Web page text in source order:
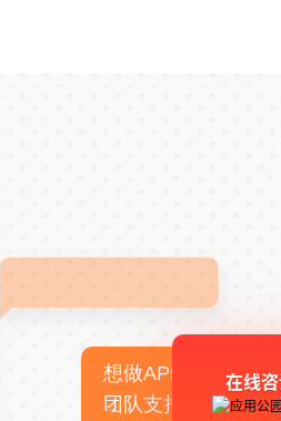
想做APP，但没有
团队支持
在线